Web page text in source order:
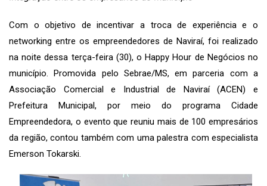
Com o objetivo de incentivar a troca de experiência e o
networking entre os empreendedores de Naviraí, foi realizado
na noite dessa terça-feira (30), o Happy Hour de Negócios no
município. Promovida pelo Sebrae/MS, em parceria com a
Associação Comercial e Industrial de Naviraí (ACEN) e
Prefeitura Municipal, por meio do programa Cidade
Empreendedora, o evento que reuniu mais de 100 empresários
da região, contou também com uma palestra com especialista
Emerson Tokarski.